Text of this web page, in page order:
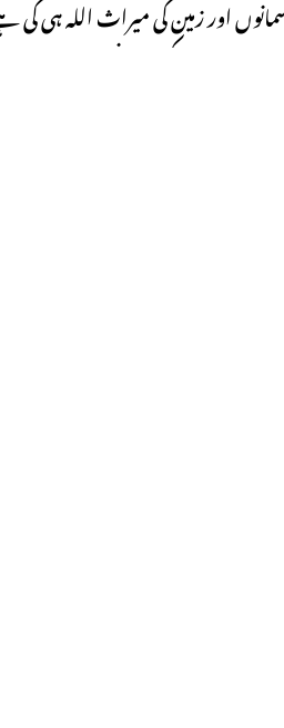
ابدیت کی یاد دہانی ہے۔ یہ